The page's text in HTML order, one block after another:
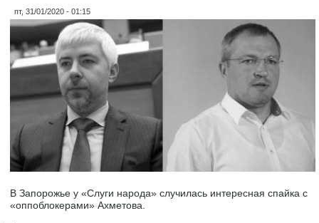
пт, 31/01/2020 - 01:15
В Запорожье у «Слуги народа» случилась интересная спайка с
«оппоблокерами» Ахметова.